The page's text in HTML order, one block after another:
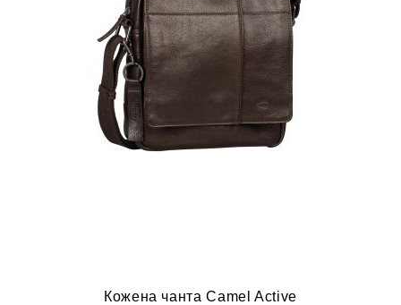
Кожена чанта Camel Active